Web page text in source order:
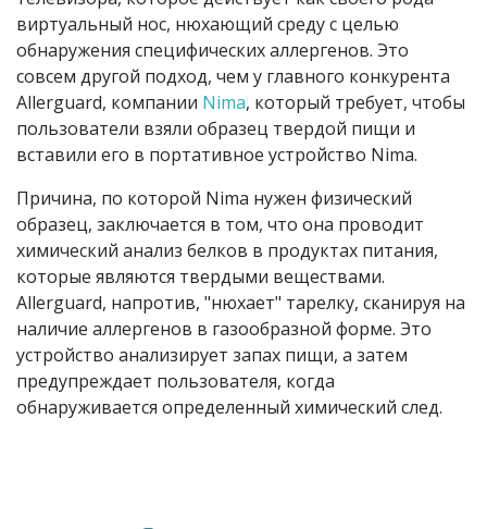
виртуальный нос, нюхающий среду с целью
обнаружения специфических аллергенов. Это
совсем другой подход, чем у главного конкурента
Allerguard, компании Nima, который требует, чтобы
пользователи взяли образец твердой пищи и
вставили его в портативное устройство Nima.
Причина, по которой Nima нужен физический
образец, заключается в том, что она проводит
химический анализ белков в продуктах питания,
которые являются твердыми веществами.
Allerguard, напротив, "нюхает" тарелку, сканируя на
наличие аллергенов в газообразной форме. Это
устройство анализирует запах пищи, а затем
предупреждает пользователя, когда
обнаруживается определенный химический след.